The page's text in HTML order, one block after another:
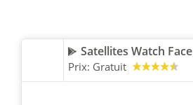
Satellites Watch Face
Prix: Gratuit